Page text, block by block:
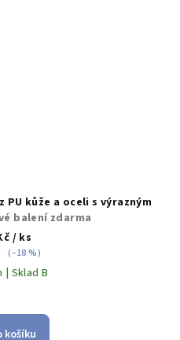
PU kůže a oceli s výrazným
balení zdarma
/ ks
(–18 %)
| Sklad B
košíku